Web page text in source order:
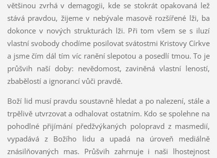
většinou zvrhá v demagogii, kde se stokrát opakovaná lež
stává pravdou, žijeme v nebývale masově rozšířené lži, ba
dokonce v nových strukturách lži. Při tom všem se s iluzí
vlastní svobody chodíme posilovat svátostmi Kristovy Církve
a jsme čím dál tím víc ranění slepotou a posedlí tmou. To je
průšvih naší doby: nevědomost, zaviněná vlastní leností,
zbabělostí a ignorancí vůči pravdě.
Boží lid musí pravdu soustavně hledat a po nalezení, stále a
trpělivě utvrzovat a odhalovat ostatním. Kdo se spolehne na
pohodlné přijímání předžvýkaných polopravd z masmedií,
vypadává z Božího lidu a upadá na úroveň mediálně
znásilňovaných mas. Průšvih zahrnuje i naši lhostejnost